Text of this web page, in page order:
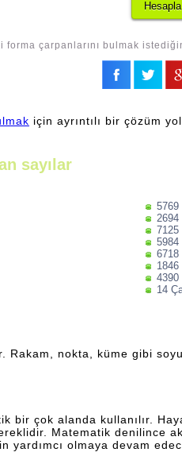
forma çarpanlarını bulmak
için ayrıntılı bir çözüm
sayılar
5769
2694
7125
5984
6718
1846
4390
14
Rakam, nokta, küme gibi
bir çok alanda kullanılır.
Matematik denilince
yardımcı olmaya devam